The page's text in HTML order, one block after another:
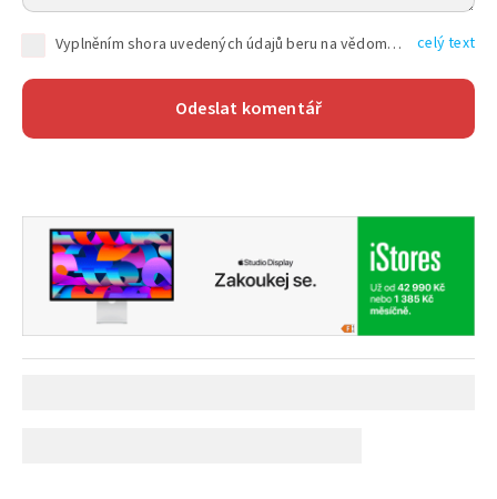
Vyplněním shora uvedených údajů beru na vědomí, že společnost TEXT FACTORY s.r.o., sídlem Brno, Durďákova 336/29, Černá Pole, PSČ: 613 00, IČ: 06157831, zapsané u Krajského soudu v Brně, oddíl C, vložka 100399, bude zpracovávat mé osobní údaje uvedené v rámci mnou vyplněného registračního formuláře na základě oprávněných zájmů TEXT FACTORY s.r.o. dle čl. 6 odst. 1 písm. f) GDPR a pro splnění právních povinností (čl. 6 odst. 1 písm. c) GDPR), a to pro tyto účely: nezbytnost zajistit oprávnění návštěvníka webových stránek provozovaných společností TEXT FACTORY s.r.o. přispívat aktivně ke zveřejněným článkům nebo v rámci diskusních fór a výkon práv TEXT FACTORY s.r.o. jako administrátora těchto diskusních fór. Více informací o zpracování osobních údajů a právech lze nalézt v celý text